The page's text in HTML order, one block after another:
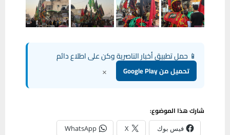
📱 حمل تطبيق أخبار الناصرية وكن على اطلاع دائم
تحميل من Google Play ×
شارك هذا الموضوع:
فيس بوك X
WhatsApp